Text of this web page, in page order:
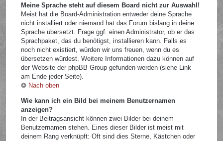
Meine Sprache steht auf diesem Board nicht zur Auswahl!
Meist hat die Board-Administration entweder deine Sprache
nicht installiert oder niemand hat das Forum bislang in deine
Sprache übersetzt. Frage ggf. einen Administrator, ob er das
Sprachpaket, das du benötigst, installieren kann. Falls es
noch nicht existiert, würden wir uns freuen, wenn du es
übersetzen würdest. Weitere Informationen dazu können auf
der Website der phpBB Group gefunden werden (siehe Link
am Ende jeder Seite).
Nach oben
Wie kann ich ein Bild bei meinem Benutzernamen
anzeigen?
In der Beitragsansicht können zwei Bilder bei deinem
Benutzernamen stehen. Eines dieser Bilder ist meist mit
deinem Rang verknüpft: Oft sind dies Sterne, Kästchen oder